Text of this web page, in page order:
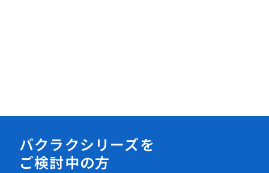
バクラクシリーズを
ご検討中の方